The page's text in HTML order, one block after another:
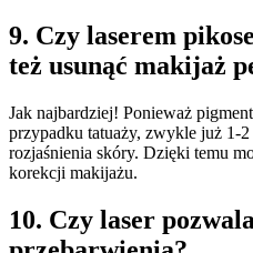
9. Czy laserem
też usunąć makijaż
Jak najbardziej! Ponieważ
przypadku tatuaży, zwykle już 1-
rozjaśnienia skóry. Dzięki temu
korekcji makijażu.
10. Czy laser